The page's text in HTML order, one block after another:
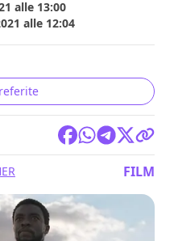
alle 13:00
alle 12:04
FILM